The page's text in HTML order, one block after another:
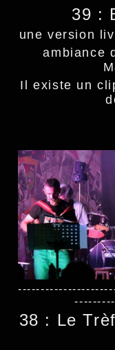
39 :
une version
ambiance
Il existe un
38 : Le